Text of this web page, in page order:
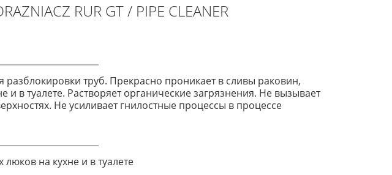
RUR GT / PIPE CLEANER
труб. Прекрасно проникает в сливы раковин,
в туалете. Растворяет органические загрязнения. Не вызывает
Не усиливает гнилостные процессы в процессе
на кухне и в туалете